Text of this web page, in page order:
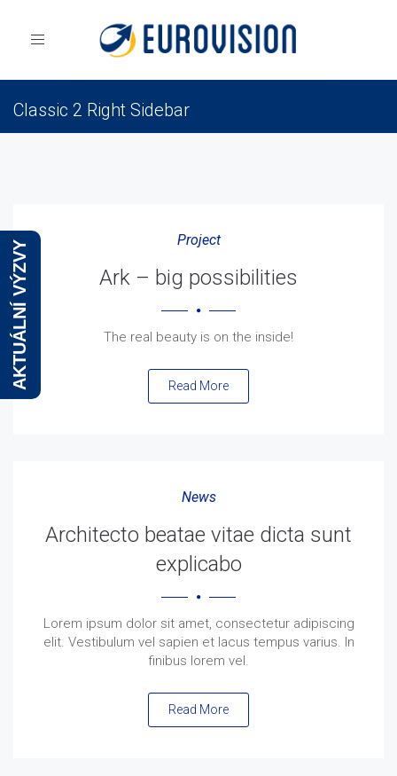
Toggle
Classic 2 Right Sidebar
Project
Ark – big possibilities
The real beauty is on the inside!
Read More
News
Architecto beatae vitae dicta sunt
explicabo
Lorem ipsum dolor sit amet, consectetur adipiscing
elit. Vestibulum vel sapien et lacus tempus varius. In
finibus lorem vel.
Read More
AKTUÁLNÍ VÝZVY